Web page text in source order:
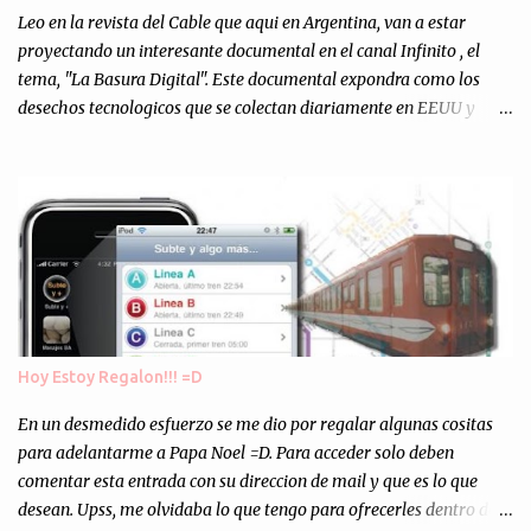
escuchándonos y viendo como grabamos el semanario es, para mi
personalmente, un éxito y un logro sin precedentes. Sinceram...
Leo en la revista del Cable que aqui en Argentina, van a estar
proyectando un interesante documental en el canal Infinito , el
tema, "La Basura Digital". Este documental expondra como los
desechos tecnologicos que se colectan diariamente en EEUU y
Asi, todos los residuos sonincinerados produciendo lo que los
ambientalistas llaman "La Pesadilla de la Edad Cibernetica". La
transmision es el Domingo 2 de diciembre a las 21:00 hs. Me
parecio muy interesante, no creo que lo pueda ver por la hora, asi
que los comentarios los dejo en sus manos...
Hoy Estoy Regalon!!! =D
En un desmedido esfuerzo se me dio por regalar algunas cositas
para adelantarme a Papa Noel =D. Para acceder solo deben
comentar esta entrada con su direccion de mail y que es lo que
desean. Upss, me olvidaba lo que tengo para ofrecerles dentro de